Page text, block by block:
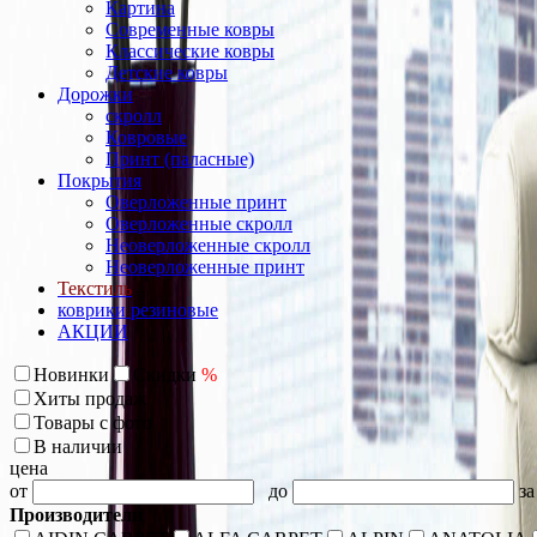
Картина
Современные ковры
Классические ковры
Детские ковры
Дорожки
скролл
Ковровые
Принт (паласные)
Покрытия
Оверложенные принт
Оверложенные скролл
Неоверложенные скролл
Неоверложенные принт
Текстиль
коврики резиновые
АКЦИИ
Новинки Скидки %
Хиты продаж
Товары с фото
В наличии
цена
от
до
Производители